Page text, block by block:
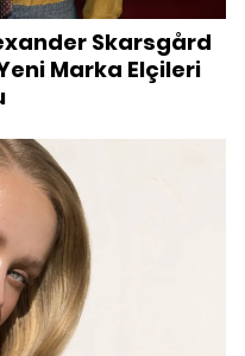
Skarsgård
Marka Elçileri